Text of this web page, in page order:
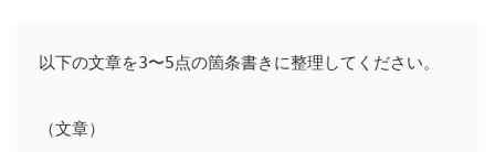
以下の文章を3〜5点の箇条書きに整理してください。